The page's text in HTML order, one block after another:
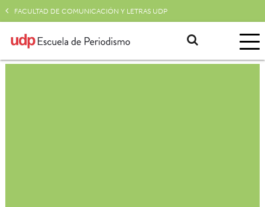
FACULTAD DE COMUNICACIÓN Y LETRAS UDP